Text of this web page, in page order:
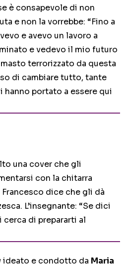
è consapevole di non
e non la vorrebbe: “Fino a
e avevo un lavoro a
e vedevo il mio futuro
terrorizzato da questa
di cambiare tutto, tante
hanno portato a essere qui
una cover che gli
con la chitarra
dice che gli dà
L’insegnante: “Se dici
cerca di prepararti al
e condotto da Maria